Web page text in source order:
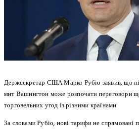
Держсекретар США Марко Рубіо заявив, що
мит Вашингтон може розпочати переговори
торговельних угод із різними країнами.
За словами Рубіо, нові тарифи не спрямовані